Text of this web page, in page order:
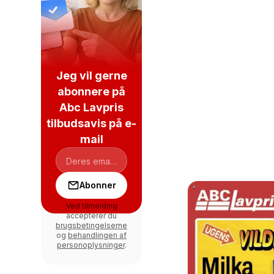
Jeg vil gerne
abonnere på
Abc Lavpris
tilbudsavis på e-
mail
Abonner
Ved tilmelding
accepterer du
brugsbetingelserne
og behandlingen af
personoplysninger.